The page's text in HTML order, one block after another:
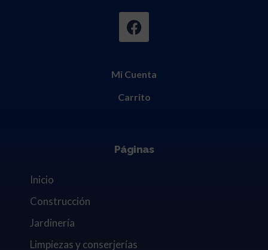
Mi Cuenta
Carrito
Páginas
Inicio
Construcción
Jardinería
Limpiezas y conserjerías